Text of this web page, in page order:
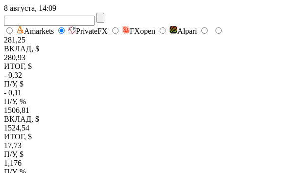
8 августа, 14:09
Amarkets PrivateFX FXopen
Alpari
281,25
ВКЛАД, $
280,93
ИТОГ, $
- 0,32
П/У, $
- 0,11
П/У, %
1506,81
ВКЛАД, $
1524,54
ИТОГ, $
17,73
П/У, $
1,176